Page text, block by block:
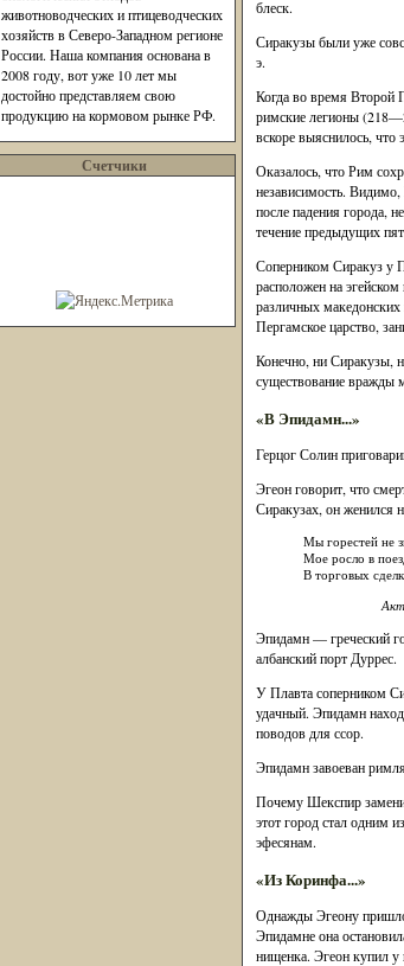
животноводческих и птицеводческих
хозяйств в Северо-Западном регионе
России. Наша компания основана в
2008 году, вот уже 10 лет мы
достойно представляем свою
продукцию на кормовом рынке РФ.
Счетчики
блеск.
Сиракузы были уже
э.
Когда во время Второй
римские легионы
вскоре выяснилось,
Оказалось, что Рим
независимость.
после падения города,
течение предыдущих
Соперником Сиракуз у
расположен на
различных
Пергамское царство,
Конечно, ни Сиракузы,
существование вражды
«В Эпидамн...»
Герцог Солин
Эгеон говорит, что
Сиракузах, он женился
Мы горестей не
Мое росло в
В торговых
Эпидамн — греческий
албанский порт Дуррес.
У Плавта соперником
удачный. Эпидамн
поводов для ссор.
Эпидамн завоеван
Почему Шекспир
этот город стал одним
эфесянам.
«Из Коринфа...»
Однажды Эгеону
Эпидамне она
нищенка. Эгеон купил у